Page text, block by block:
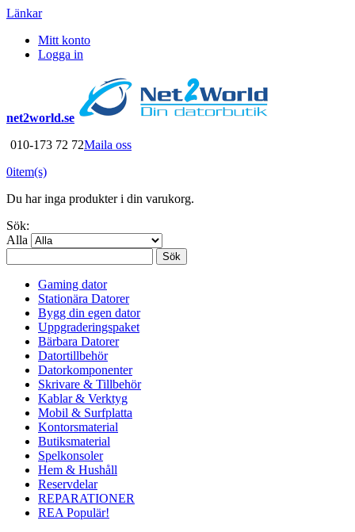
Länkar
Mitt konto
Logga in
net2world.se
010-173 72 72Maila oss
0item(s)
Du har inga produkter i din varukorg.
Sök:
Alla
Sök
Gaming dator
Stationära Datorer
Bygg din egen dator
Uppgraderingspaket
Bärbara Datorer
Datortillbehör
Datorkomponenter
Skrivare & Tillbehör
Kablar & Verktyg
Mobil & Surfplatta
Kontorsmaterial
Butiksmaterial
Spelkonsoler
Hem & Hushåll
Reservdelar
REPARATIONER
REA Populär!